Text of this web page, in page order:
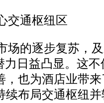
交通枢纽区
场的逐步复苏，
力日益凸显。这
，也为酒店业带
续布局交通枢纽